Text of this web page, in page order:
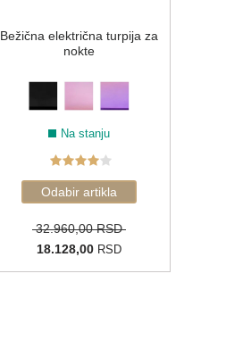
Bežična električna turpija za
nokte
Na stanju
32.960,00 RSD
18.128,00 RSD